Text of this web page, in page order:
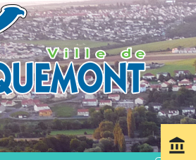
account_balance